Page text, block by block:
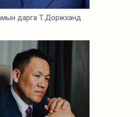
дарга Т.Доржханд